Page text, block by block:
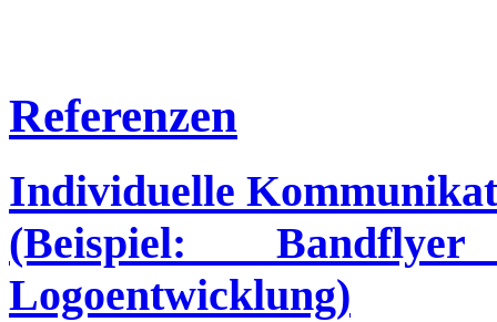
Referenzen
Individuelle
(Beispiel:
Logoentwicklung)